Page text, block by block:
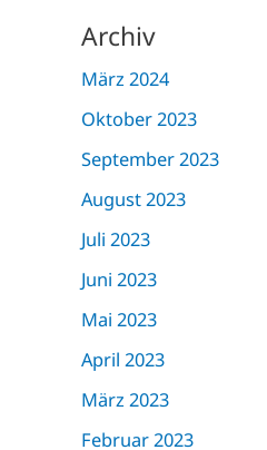
Archiv
März 2024
Oktober 2023
September 2023
August 2023
Juli 2023
Juni 2023
Mai 2023
April 2023
März 2023
Februar 2023